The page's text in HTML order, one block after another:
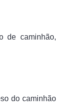
de caminhão,
do caminhão